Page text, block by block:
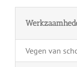
Vegen van